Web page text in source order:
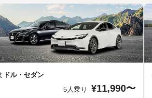
ドル・セダン
5人乗り
¥11,990〜